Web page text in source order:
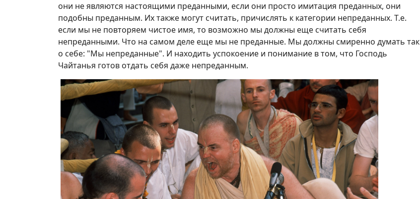
они не являются настоящими преданными, если они просто имитация преданных, они
подобны преданным. Их также могут считать, причислять к категории непреданных. Т.е.
если мы не повторяем чистое имя, то возможно мы должны еще считать себя
непреданными. Что на самом деле еще мы не преданные. Мы должны смиренно думать так
о себе: "Мы непреданные". И находить успокоение и понимание в том, что Господь
Чайтанья готов отдать себя даже непреданным.